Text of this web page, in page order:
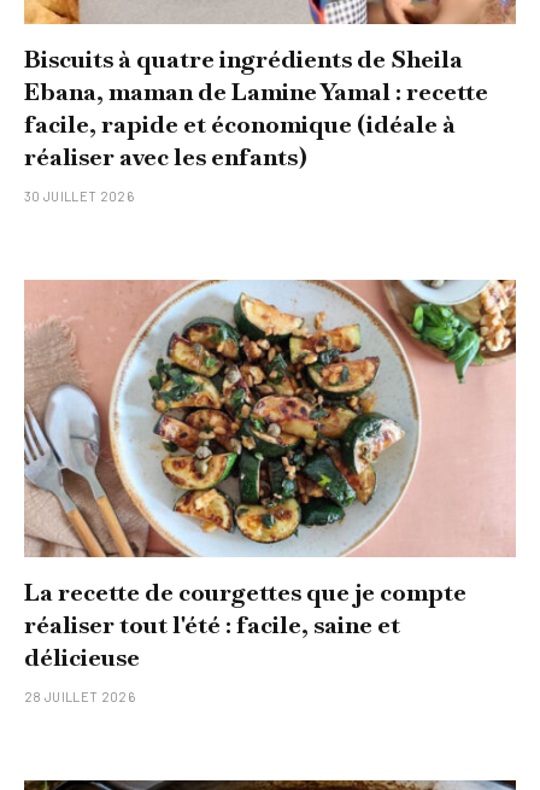
Biscuits à quatre ingrédients de Sheila
Ebana, maman de Lamine Yamal : recette
facile, rapide et économique (idéale à
réaliser avec les enfants)
30 JUILLET 2026
La recette de courgettes que je compte
réaliser tout l'été : facile, saine et
délicieuse
28 JUILLET 2026